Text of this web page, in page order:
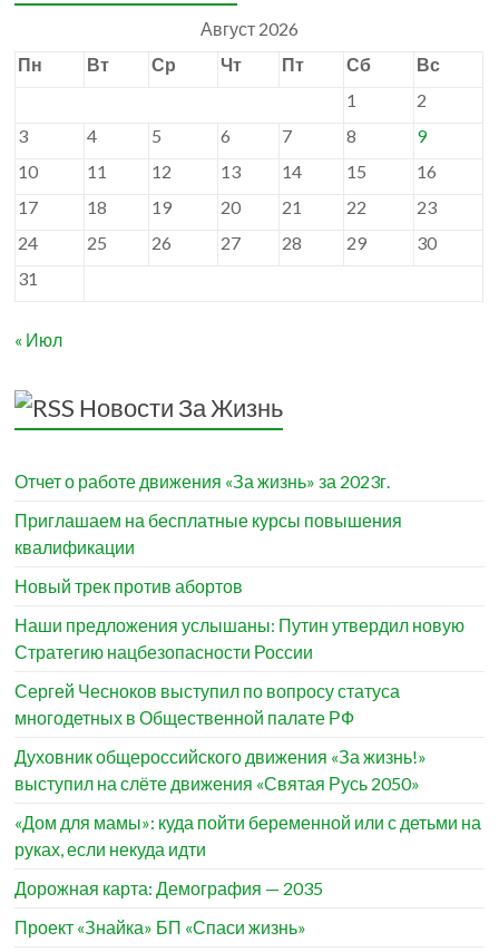
Август 2026
Пн
Вт Ср Чт Пт Сб
Вс
1
2
3
4 5 6 7 8
9
10
11 12 13 14 15
16
17
18 19 20 21 22
23
24
25 26 27 28 29
30
31
« Июл
Новости За Жизнь
Отчет о работе движения «За жизнь» за 2023г.
Приглашаем на бесплатные курсы повышения
квалификации
Новый трек против абортов
Наши предложения услышаны: Путин утвердил новую
Стратегию нацбезопасности России
Сергей Чесноков выступил по вопросу статуса
многодетных в Общественной палате РФ
Духовник общероссийского движения «За жизнь!»
выступил на слёте движения «Святая Русь 2050»
«Дом для мамы»: куда пойти беременной или с детьми на
руках, если некуда идти
Дорожная карта: Демография — 2035
Проект «Знайка» БП «Спаси жизнь»